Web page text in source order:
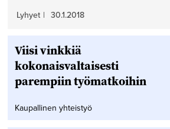
Lyhyet | 30.1.2018
Viisi vinkkiä
kokonaisvaltaisesti
parempiin työmatkoihin
Kaupallinen yhteistyö